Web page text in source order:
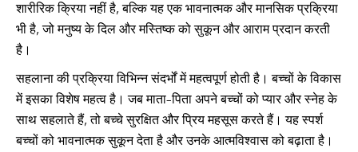
शारीरिक क्रिया नहीं है, बल्कि यह एक भावनात्मक और मानसिक प्रक्रिया
भी है, जो मनुष्य के दिल और मस्तिष्क को सुकून और आराम प्रदान करती
है।
सहलाना की प्रक्रिया विभिन्न संदर्भों में महत्वपूर्ण होती है। बच्चों के विकास
में इसका विशेष महत्व है। जब माता-पिता अपने बच्चों को प्यार और स्नेह के
साथ सहलाते हैं, तो बच्चे सुरक्षित और प्रिय महसूस करते हैं। यह स्पर्श
बच्चों को भावनात्मक सुकून देता है और उनके आत्मविश्वास को बढ़ाता है।